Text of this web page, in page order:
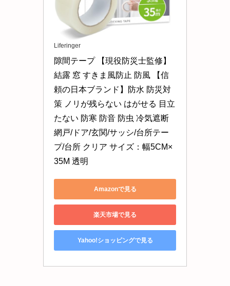
Liferinger
隙間テープ 【現役防災士監修】
結露 窓 すきま風防止 防風 【信
頼の日本ブランド】防水 防災対
策 ノリが残らない はがせる 目立
たない 防寒 防音 防虫 冷気遮断
網戸/ドア/玄関/サッシ/台所テー
プ/台所 クリア サイズ：幅5CM×
35M 透明
Amazonで見る
楽天市場で見る
Yahoo!ショッピングで見る